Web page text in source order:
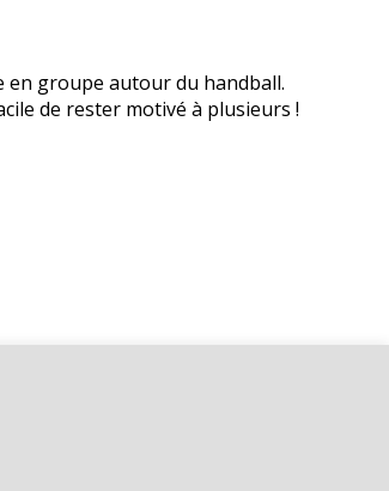
en groupe autour du handball.
de rester motivé à plusieurs !